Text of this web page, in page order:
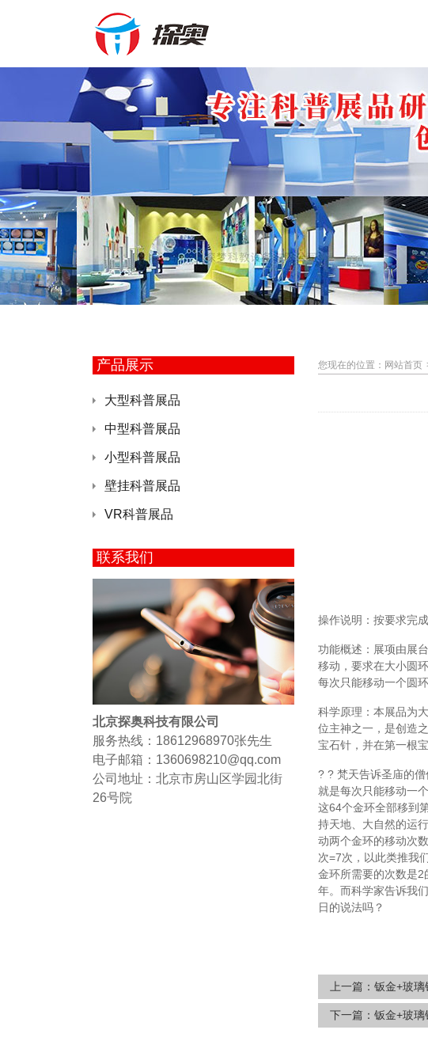
产品展示
大型科普展品
中型科普展品
小型科普展品
壁挂科普展品
VR科普展品
联系我们
北京探奥科技有限公司
服务热线：18612968970张先生
电子邮箱：1360698210@qq.com
公司地址：北京市房山区学园北街
26号院
您现在的位置： 网站首页
操作说明：按要求完
功能概述：展项由展
移动，要求在大小圆
每次只能移动一个圆
科学原理：本展品为
位主神之一，是创造
宝石针，并在第一根
? ? 梵天告诉圣庙的
就是每次只能移动一
这64个金环全部移到
持天地、大自然的运
动两个金环的移动次
次=7次，以此类推我
金环所需要的次数是
年。而科学家告诉我
日的说法吗？
上一篇： 钣金+玻璃
下一篇： 钣金+玻璃